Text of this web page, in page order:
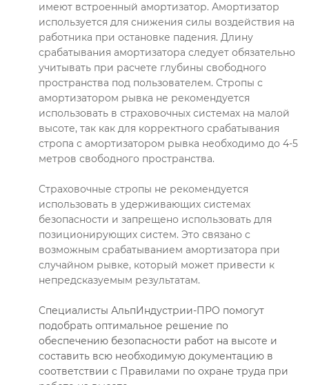
имеют встроенный амортизатор. Амортизатор
используется для снижения силы воздействия на
работника при остановке падения. Длину
срабатывания амортизатора следует обязательно
учитывать при расчете глубины свободного
пространства под пользователем. Стропы с
амортизатором рывка не рекомендуется
использовать в страховочных системах на малой
высоте, так как для корректного срабатывания
стропа с амортизатором рывка необходимо до 4-5
метров свободного пространства.
Страховочные стропы не рекомендуется
использовать в удерживающих системах
безопасности и запрещено использовать для
позиционирующих систем. Это связано с
возможным срабатыванием амортизатора при
случайном рывке, который может привести к
непредсказуемым результатам.
Специалисты АльпИндустрии-ПРО помогут
подобрать оптимальное решение по
обеспечению безопасности работ на высоте и
составить всю необходимую документацию в
соответствии с Правилами по охране труда при